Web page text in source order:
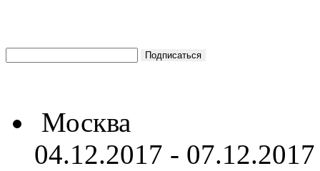
Москва
04.12.2017 - 07.12.2017